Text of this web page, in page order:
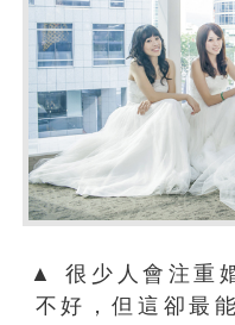
▲ 很少人會注重
不好，但這卻最